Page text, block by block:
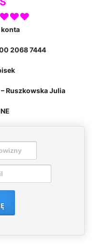
♥♥♥
konta
2068 7444
Ruszkowska Julia